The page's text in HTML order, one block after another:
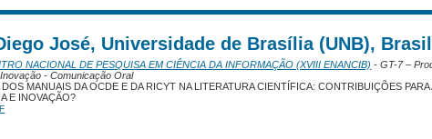
José, Universidade de Brasília (UNB), Brasil
NACIONAL DE PESQUISA EM CIÊNCIA DA INFORMAÇÃO (XVIII ENANCIB) - GT-7 –
- Comunicação Oral
MANUAIS DA OCDE E DA RICYT NA LITERATURA CIENTÍFICA: CONTRIBUIÇÕES
E INOVAÇÃO?